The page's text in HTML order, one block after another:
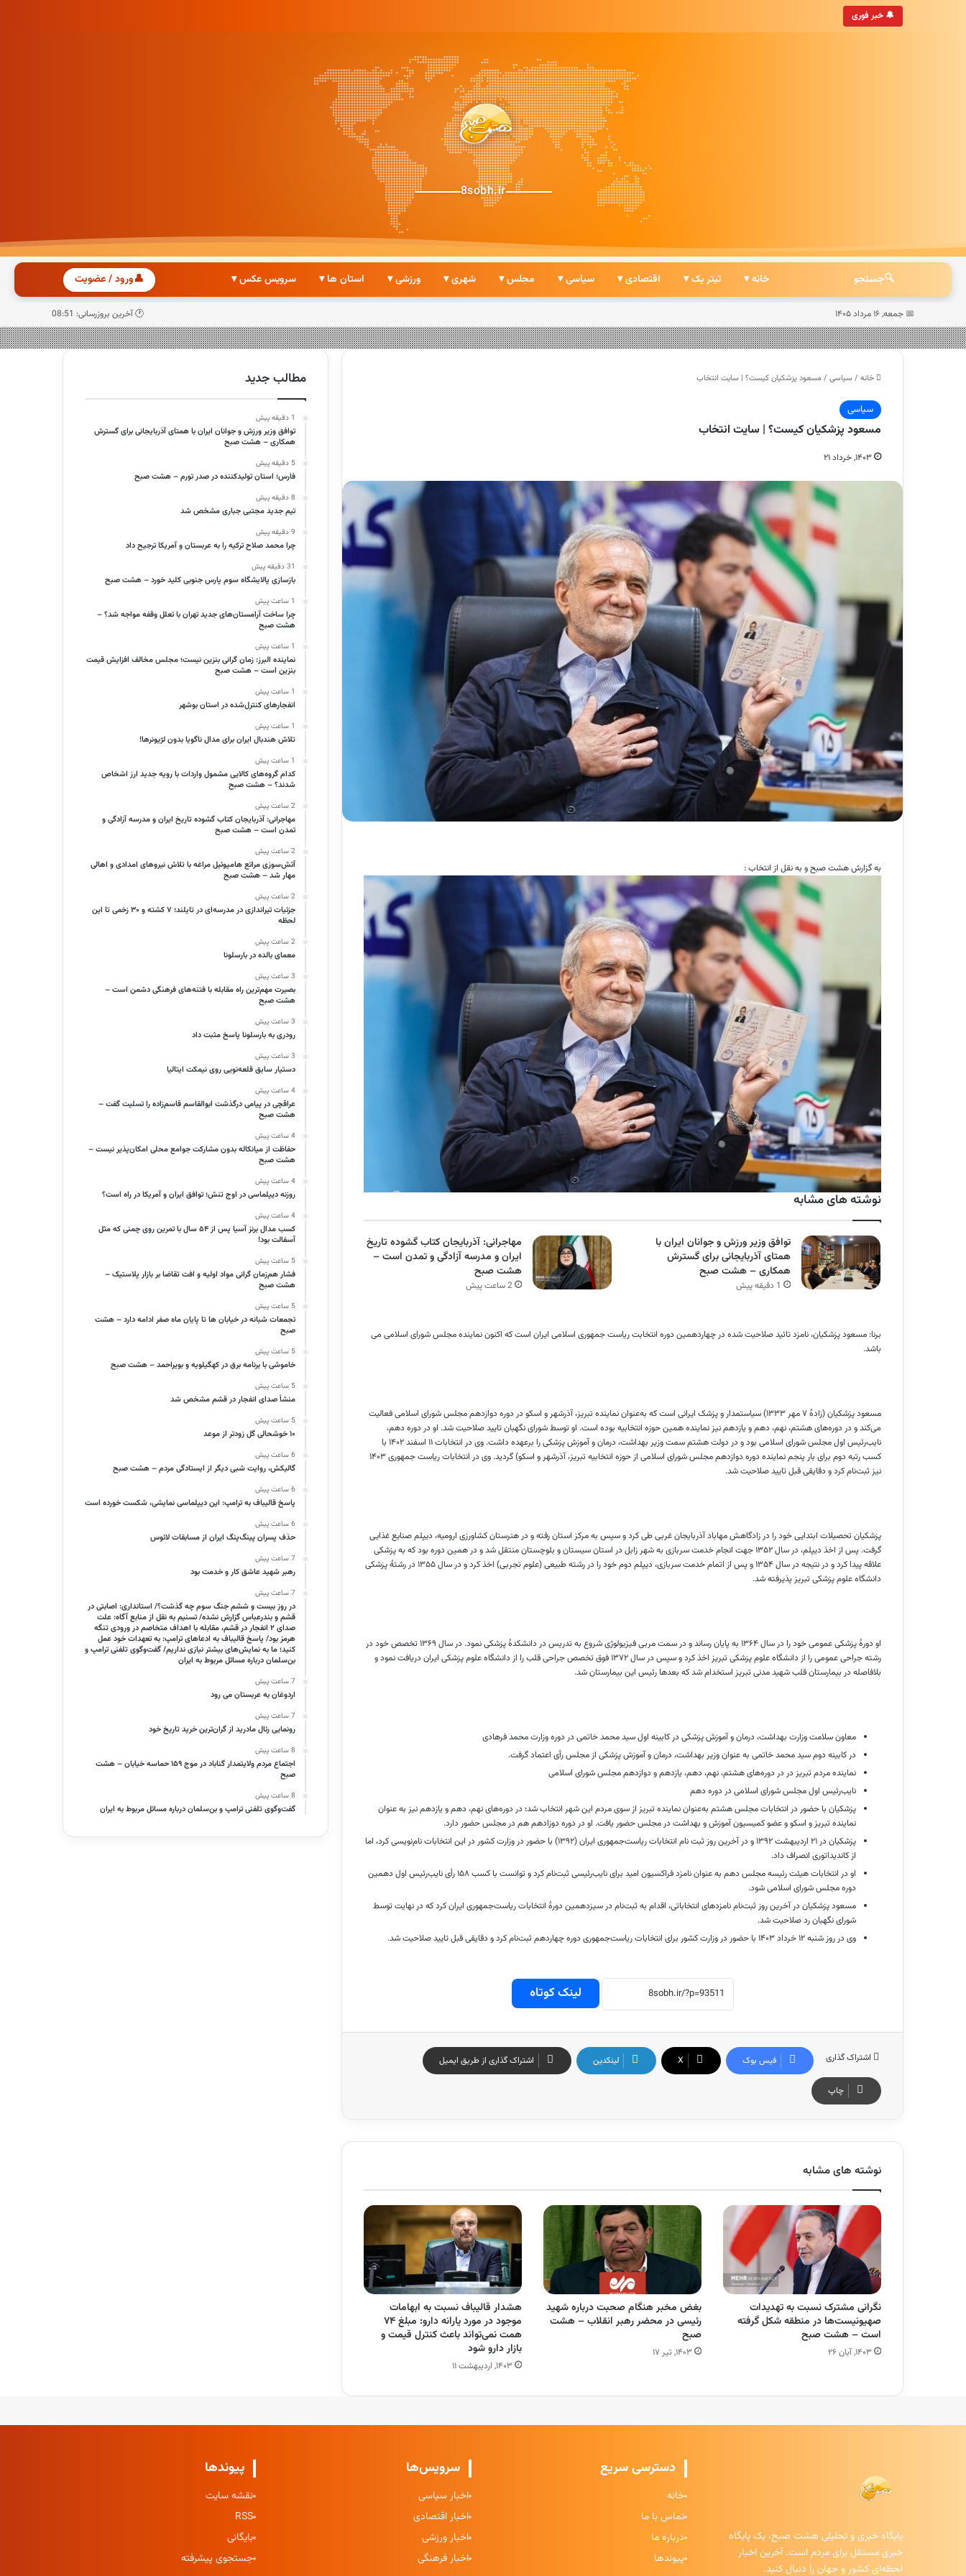
🔔 خبر فوری
• به‌روزترین خبرگزاری ایرانی
8sobh.ir
🔍جستجو خانه ▾ تیتر یک ▾ اقتصادی ▾ سیاسی ▾ مجلس ▾ شهری ▾ ورزشی ▾ استان ها ▾ سرویس عکس ▾ 👤ورود / عضویت
📅 جمعه, ۱۶ مرداد ۱۴۰۵ 🕐 آخرین بروزرسانی: 08:51
خانه / سیاسی /مسعود پزشکیان کیست؟ | سایت انتخاب
سیاسی
مسعود پزشکیان کیست؟ | سایت انتخاب
۱۴۰۳, خرداد ۲۱
به گزارش هشت صبح و به نقل از انتخاب :
نوشته های مشابه
توافق وزیر ورزش و جوانان ایران با
همتای آذربایجانی برای گسترش
همکاری – هشت صبح
1 دقیقه پیش
مهاجرانی: آذربایجان کتاب گشوده تاریخ
ایران و مدرسه آزادگی و تمدن است –
هشت صبح
2 ساعت پیش
برنا: مسعود پزشکیان، نامزد تائید صلاحیت شده در چهاردهمین دوره انتخابت ریاست جمهوری اسلامی ایران است که اکنون نماینده مجلس شورای اسلامی می
باشد.
مسعود پزشکیان (زادهٔ ۷ مهر ۱۳۳۳) سیاستمدار و پزشک ایرانی است که به‌عنوان نماینده تبریز، آذرشهر و اسکو در دوره دوازدهم مجلس شورای اسلامی فعالیت
می‌کند و در دوره‌های هشتم، نهم، دهم و یازدهم نیز نماینده همین حوزه انتخابیه بوده است. او توسط شورای نگهبان تایید صلاحیت شد. او در دوره دهم،
نایب‌رئیس اول مجلس شورای اسلامی بود و در دولت هشتم سمت وزیر بهداشت، درمان و آموزش پزشکی را برعهده داشت. وی در انتخابات ۱۱ اسفند ۱۴۰۲ با
کسب رتبه دوم برای بار پنجم نماینده دوره دوازدهم مجلس شورای اسلامی از حوزه انتخابیه تبریز، آذرشهر و اسکو) گردید. وی در انتخابات ریاست جمهوری ۱۴۰۳
نیز ثبت‌نام کرد و دقایقی قبل تایید صلاحیت شد.
پزشکیان تحصیلات ابتدایی خود را در زادگاهش مهاباد آذربایجان غربی طی کرد و سپس به مرکز استان رفته و در هنرستان کشاورزی ارومیه، دیپلم صنایع غذایی
گرفت. پس از اخذ دیپلم، در سال ۱۳۵۲ جهت انجام خدمت سربازی به شهر زابل در استان سیستان و بلوچستان منتقل شد و در همین دوره بود که به پزشکی
علاقه پیدا کرد و در نتیجه در سال ۱۳۵۴ و پس از اتمام خدمت سربازی، دیپلم دوم خود را در رشته طبیعی (علوم تجربی) اخذ کرد و در سال ۱۳۵۵ در رشتهٔ پزشکی
دانشگاه علوم پزشکی تبریز پذیرفته شد.
او دورهٔ پزشکی عمومی خود را در سال ۱۳۶۴ به پایان رساند و در سمت مربی فیزیولوژی شروع به تدریس در دانشکدهٔ پزشکی نمود. در سال ۱۳۶۹ تخصص خود در
رشته جراحی عمومی را از دانشگاه علوم پزشکی تبریز اخذ کرد و سپس در سال ۱۳۷۲ فوق تخصص جراحی قلب را از دانشگاه علوم پزشکی ایران دریافت نمود و
بلافاصله در بیمارستان قلب شهید مدنی تبریز استخدام شد که بعدها رئیس این بیمارستان شد.
معاون سلامت وزارت بهداشت، درمان و آموزش پزشکی در کابینه اول سید محمد خاتمی در دوره وزارت محمد فرهادی
در کابینه دوم سید محمد خاتمی به عنوان وزیر بهداشت، درمان و آموزش پزشکی از مجلس رأی اعتماد گرفت.
نماینده مردم تبریز در در دوره‌های هشتم، نهم، دهم، یازدهم و دوازدهم مجلس شورای اسلامی
نایب‌رئیس اول مجلس شورای اسلامی در دوره دهم
پزشکیان با حضور در انتخابات مجلس هشتم به‌عنوان نماینده تبریز از سوی مردم این شهر انتخاب شد؛ در دوره‌های نهم، دهم و یازدهم نیز به عنوان
نماینده تبریز و اسکو و عضو کمیسیون آموزش و بهداشت در مجلس حضور یافت. او در دوره دوزادهم هم در مجلس حضور دارد.
پزشکیان در ۲۱ اردیبهشت ۱۳۹۲ و در آخرین روز ثبت نام انتخابات ریاست‌جمهوری ایران (۱۳۹۲) با حضور در وزارت کشور در این انتخابات نام‌نویسی کرد، اما
از کاندیداتوری انصراف داد.
او در انتخابات هیئت رئیسه مجلس دهم به عنوان نامزد فراکسیون امید برای نایب‌رئیسی ثبت‌نام کرد و توانست با کسب ۱۵۸ رأی نایب‌رئیس اول دهمین
دوره مجلس شورای اسلامی شود.
مسعود پزشکیان در آخرین روز ثبت‌نام نامزدهای انتخاباتی، اقدام به ثبت‌نام در سیزدهمین دورهٔ انتخابات ریاست‌جمهوری ایران کرد که در نهایت توسط
شورای نگهبان رد صلاحیت شد.
وی در روز شنبه ۱۲ خرداد ۱۴۰۳ با حضور در وزارت کشور برای انتخابات ریاست‌جمهوری دوره چهاردهم ثبت‌نام کرد و دقایقی قبل تایید صلاحیت شد.
لینک کوتاه
اشتراک گذاری فیس بوک X لینکدین اشتراک گذاری از طریق ایمیل
چاپ
نوشته های مشابه
نگرانی مشترک نسبت به تهدیدات
صهیونیست‌ها در منطقه شکل گرفته
است – هشت صبح
۱۴۰۳, آبان ۲۶
بغض مخبر هنگام صحبت درباره شهید
رئیسی در محضر رهبر انقلاب – هشت
صبح
۱۴۰۳, تیر ۱۷
هشدار قالیباف نسبت به ابهامات
موجود در مورد یارانه دارو: مبلغ ۷۴
همت نمی‌تواند باعث کنترل قیمت و
بازار دارو شود
۱۴۰۳, اردیبهشت ۱۱
مطالب جدید
1 دقیقه پیش
توافق وزیر ورزش و جوانان ایران با همتای آذربایجانی برای گسترش
همکاری – هشت صبح
5 دقیقه پیش
فارس؛ استان تولیدکننده در صدر تورم – هشت صبح
8 دقیقه پیش
تیم جدید مجتبی جباری مشخص شد
9 دقیقه پیش
چرا محمد صلاح ترکیه را به عربستان و آمریکا ترجیح داد
31 دقیقه پیش
بازسازی پالایشگاه سوم پارس جنوبی کلید خورد – هشت صبح
1 ساعت پیش
چرا ساخت آرامستان‌های جدید تهران با تعلل وقفه مواجه شد؟ –
هشت صبح
1 ساعت پیش
نماینده البرز: زمان گرانی بنزین نیست؛ مجلس مخالف افزایش قیمت
بنزین است – هشت صبح
1 ساعت پیش
انفجارهای کنترل‌شده در استان بوشهر
1 ساعت پیش
تلاش هندبال ایران برای مدال ناگویا بدون لژیونرها!
1 ساعت پیش
کدام گروه‌های کالایی مشمول واردات با رویه جدید ارز اشخاص
شدند؟ – هشت صبح
2 ساعت پیش
مهاجرانی: آذربایجان کتاب گشوده تاریخ ایران و مدرسه آزادگی و
تمدن است – هشت صبح
2 ساعت پیش
آتش‌سوزی مراتع هامپوئیل مراغه با تلاش نیروهای امدادی و اهالی
مهار شد – هشت صبح
2 ساعت پیش
جزئیات تیراندازی در مدرسه‌ای در تایلند؛ ۷ کشته و ۳۰ زخمی تا این
لحظه
2 ساعت پیش
معمای بالده در بارسلونا
3 ساعت پیش
بصیرت مهم‌ترین راه مقابله با فتنه‌های فرهنگی دشمن است –
هشت صبح
3 ساعت پیش
رودری به بارسلونا پاسخ مثبت داد
3 ساعت پیش
دستیار سابق قلعه‌نویی روی نیمکت ایتالیا
4 ساعت پیش
عراقچی در پیامی درگذشت ابوالقاسم قاسم‌زاده را تسلیت گفت –
هشت صبح
4 ساعت پیش
حفاظت از میانکاله بدون مشارکت جوامع محلی امکان‌پذیر نیست –
هشت صبح
4 ساعت پیش
روزنه دیپلماسی در اوج تنش؛ توافق ایران و آمریکا در راه است؟
4 ساعت پیش
کسب مدال برنز آسیا پس از ۵۴ سال با تمرین روی چمنی که مثل
آسفالت بود!
5 ساعت پیش
فشار هم‌زمان گرانی مواد اولیه و افت تقاضا بر بازار پلاستیک –
هشت صبح
5 ساعت پیش
تجمعات شبانه در خیابان ها تا پایان ماه صفر ادامه دارد – هشت
صبح
5 ساعت پیش
خاموشی با برنامه برق در کهگیلویه و بویراحمد – هشت صبح
5 ساعت پیش
منشأ صدای انفجار در قشم مشخص شد
5 ساعت پیش
۱۰ خوشحالی گل زودتر از موعد
6 ساعت پیش
گالیکش، روایت شبی دیگر از ایستادگی مردم – هشت صبح
6 ساعت پیش
پاسخ قالیباف به ترامپ: این دیپلماسی نمایشی، شکست خورده است
6 ساعت پیش
حذف پسران پینگ‌پنگ ایران از مسابقات لائوس
7 ساعت پیش
رهبر شهید عاشق کار و خدمت بود
7 ساعت پیش
در روز بیست و ششم جنگ سوم چه گذشت؟/ استانداری: اصابتی در
قشم و بندرعباس گزارش نشده/ تسنیم به نقل از منابع آگاه: علت
صدای ۲ انفجار در قشم، مقابله با اهداف متخاصم در ورودی تنگه
هرمز بود/ پاسخ قالیباف به ادعاهای ترامپ: به تعهدات‌ خود عمل
کنید؛ ما به نمایش‌های بیشتر نیازی نداریم/ گفت‌وگوی تلفنی ترامپ و
بن‌سلمان درباره مسائل مربوط به ایران
7 ساعت پیش
اردوغان به عربستان می رود
7 ساعت پیش
رونمایی رئال مادرید از گران‌ترین خرید تاریخ خود
8 ساعت پیش
اجتماع مردم ولایتمدار گناباد در موج ۱۵۹ حماسه خیابان – هشت
صبح
8 ساعت پیش
گفت‌وگوی تلفنی ترامپ و بن‌سلمان درباره مسائل مربوط به ایران
پایگاه خبری و تحلیلی هشت صبح، یک پایگاه
خبری مستقل برای مردم است. آخرین اخبار
لحظه‌ای کشور و جهان را دنبال کنید.
دسترسی سریع
خانه
تماس با ما
درباره ما
پیوندها
سرویس‌ها
اخبار سیاسی
اخبار اقتصادی
اخبار ورزشی
اخبار فرهنگی
پیوندها
نقشه سایت
RSS
بایگانی
جستجوی پیشرفته